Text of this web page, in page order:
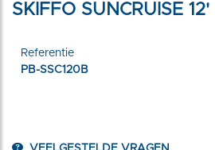
SKIFFO SUNCRUISE 12'
Referentie
PB-SSC120B